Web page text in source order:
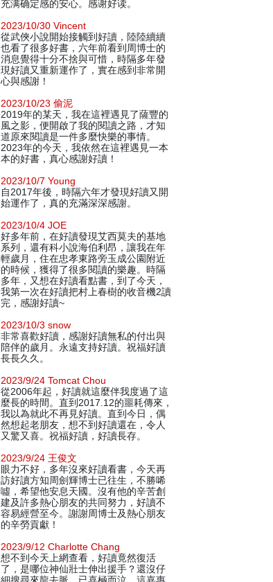
充满确定感的安心。感谢好读。
2023/10/30 Vincent
從武俠小說開始接觸到好讀，陸陸續續
也看了很多好書，六年前看到周博士的
消息覺得十分不捨與可惜，時隔多年發
現好讀又重新運作了，實在感到非常開
心與感謝！
2023/10/23 偷泥
2019年的某天，我在這裡遇見了薩豐的
風之影，便開啟了我的閱讀之路，才知
道原來閱讀是一件多麼快樂的事情。
2023年的今天，我依然在這裡遇見一本
本的好書，真心感謝好讀！
2023/10/7 Young
自2017年後，時隔六年才發現好讀又開
始運作了，真的充滿深深感謝。
2023/10/4 JOE
好多年前，在好讀發現艾西莫夫的基地
系列，還有科小說海伯利昂，讓我在年
輕歲月，住在忠孝東路旁玉成公園附近
的時候，獲得了很多閱讀的樂趣。時隔
多年，又想在好讀看點書，到了今天，
我第一次在好讀把村上春樹的收音機2讀
完，感謝好讀~
2023/10/3 snow
非常喜歡好讀，感謝好讀無私的付出與
陪伴的歲月。永遠支持好讀。祝福好讀
長長久久。
2023/9/24 Tomcat Chou
從2006年起，好讀就這麼伴我度過了這
麼長的時間。直到2017.12的噩耗傳來，
我以為就此不再見好讀。直到今日，偶
然想起老朋友，想不到好讀還在，令人
又驚又喜。祝福好讀，好讀長存。
2023/9/24 王俊文
眼力不好，多年沒來好讀看書，今天再
訪好讀方知周劍輝博士已往生，不勝唏
噓，希望他安息天國。沒有他的辛苦創
建及許多熱心朋友的共同努力，好讀不
容易經營至今。謝謝周博士及熱心朋友
的辛勞貢獻！
2023/9/12 Charlotte Chang
想不到今天上網查看，好讀竟然復活
了，是哪位神仙壯士伸出援手？還沒仔